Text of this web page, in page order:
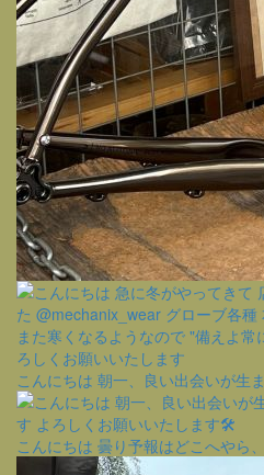
こんにちは 朝一、良い出会いが生ま
こんにちは 曇り予報はどこへやら、